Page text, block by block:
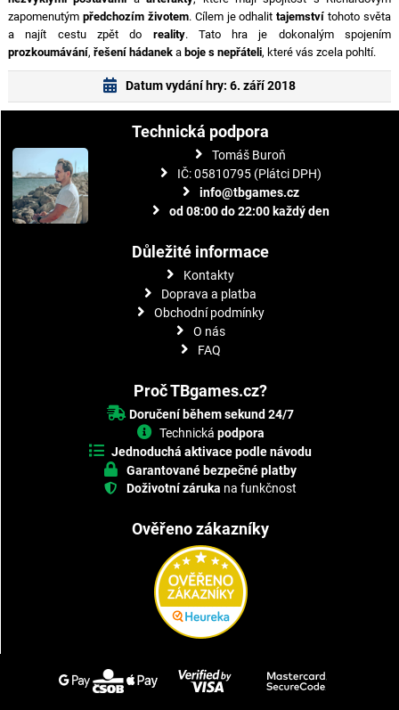
zapomenutým předchozím životem. Cílem je odhalittajemství tohoto světa
a najít cestu zpět do reality. Tato hra je dokonalým spojením
prozkoumávání, řešení hádaneka boje s nepřáteli, které vás zcela pohltí.
Datum vydání hry: 6. září 2018
Technická podpora
Tomáš Buroň
IČ: 05810795 (Plátci DPH)
info@tbgames.cz
od 08:00 do 22:00 každý den
Důležité informace
Kontakty
Doprava a platba
Obchodní podmínky
O nás
FAQ
Proč TBgames.cz?
Doručení během sekund 24/7
Technická podpora
Jednoduchá aktivace podle návodu
Garantované bezpečné platby
Doživotní záruka na funkčnost
Ověřeno zákazníky